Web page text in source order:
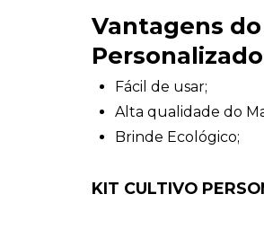
Vantagens
Personalizado
Fácil de usar;
Alta qualidade do
Brinde Ecológico;
KIT CULTIVO